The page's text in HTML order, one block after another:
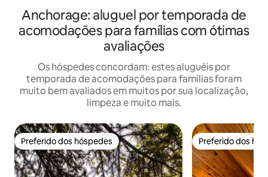
Anchorage: aluguel por temporada de
acomodações para famílias com ótimas
avaliações
Os hóspedes concordam: estes aluguéis por
temporada de acomodações para famílias foram
muito bem avaliados em muitos por sua localização,
limpeza e muito mais.
Preferido dos hóspedes
Preferido dos hóspedes Preferido dos
Preferido dos